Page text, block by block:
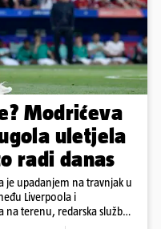
Modrićeva
uletjela
radi danas
je upadanjem na travnjak u
Liverpoola i
na terenu, redarska služba
obišle su svijet.